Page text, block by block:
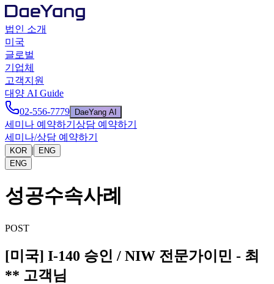
법인 소개
미국
글로벌
기업체
고객지원
대양 AI Guide
02-556-7779
DaeYang AI
세미나 예약하기 상담 예약하기
세미나/상담 예약하기
KOR |
ENG
ENG
성공수속사례
POST
[미국] I-140 승인 / NIW 전문가이민 - 최
** 고객님